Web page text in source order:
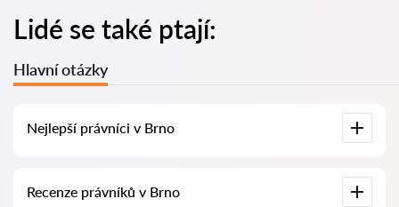
Lidé se také ptají:
Hlavní otázky
Nejlepší právníci v Brno
kompletními informacemi. Ceny, recenze, telefonní číslo a
Recenze právníků v Brno